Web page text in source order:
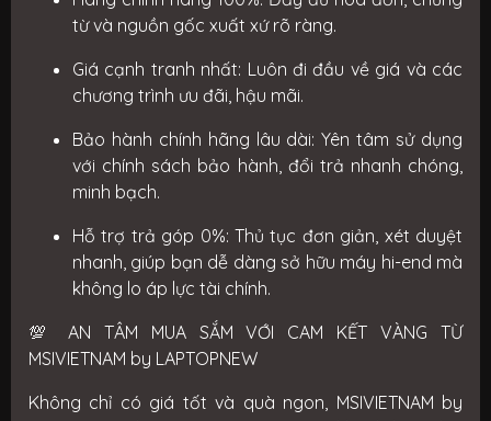
từ và nguồn gốc xuất xứ rõ ràng.
Giá cạnh tranh nhất: Luôn đi đầu về giá và các
chương trình ưu đãi, hậu mãi.
Bảo hành chính hãng lâu dài: Yên tâm sử dụng
với chính sách bảo hành, đổi trả nhanh chóng,
minh bạch.
Hỗ trợ trả góp 0%: Thủ tục đơn giản, xét duyệt
nhanh, giúp bạn dễ dàng sở hữu máy hi-end mà
không lo áp lực tài chính.
💯 AN TÂM MUA SẮM VỚI CAM KẾT VÀNG TỪ
MSIVIETNAM by LAPTOPNEW
Không chỉ có giá tốt và quà ngon, MSIVIETNAM by